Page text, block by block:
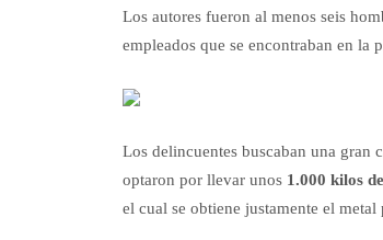
Los autores fueron al menos seis
empleados que se encontraban en la
Los delincuentes buscaban una gran
optaron por llevar unos 1.000 kilos
el cual se obtiene justamente el metal